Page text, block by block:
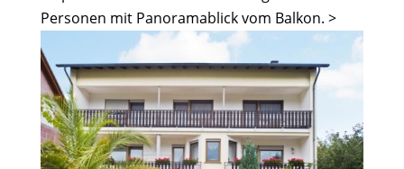
Personen mit Panoramablick vom Balkon. >